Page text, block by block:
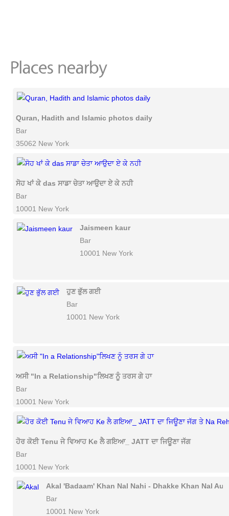
Quran, Hadith and Islamic photos daily
Bar
35062 New York
ਸੋਹ ਖਾਂ ਕੇ das ਸਾਡਾ ਚੇਤਾ ਆਉਦਾ ਏ ਕੇ ਨਹੀ
Bar
10001 New York
Jaismeen kaur
Bar
10001 New York
ਹੁਣ ਭੁੱਲ ਗਈ
Bar
10001 New York
ਅਸੀ "In a Relationship"ਲਿਖਣ ਨੂੰ ਤਰਸ ਗੇ ਹਾ
Bar
10001 New York
ਹੋਰ ਕੋਈ Tenu ਜੇ ਵਿਆਹ Ke ਲੈ ਗਇਆ_ JATT ਦਾ ਜਿਊਣਾ ਜੱਗ ਤੇ Na
Bar
10001 New York
Akal 'Badaam' Khan Nal Nahi - Dhakke Khan Nal
Bar
10001 New York